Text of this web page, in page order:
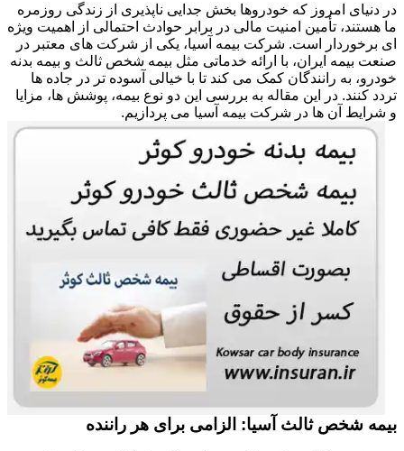
در دنیای امروز که خودروها بخش جدایی ناپذیری از زندگی روزمره
ما هستند، تأمین امنیت مالی در برابر حوادث احتمالی از اهمیت ویژه
ای برخوردار است. شرکت بیمه آسیا، یکی از شرکت های معتبر در
صنعت بیمه ایران، با ارائه خدماتی مثل بیمه شخص ثالث و بیمه بدنه
خودرو، به رانندگان کمک می کند تا با خیالی آسوده تر در جاده ها
تردد کنند. در این مقاله به بررسی این دو نوع بیمه، پوشش ها، مزایا
و شرایط آن ها در شرکت بیمه آسیا می پردازیم.
بیمه شخص ثالث آسیا: الزامی برای هر راننده